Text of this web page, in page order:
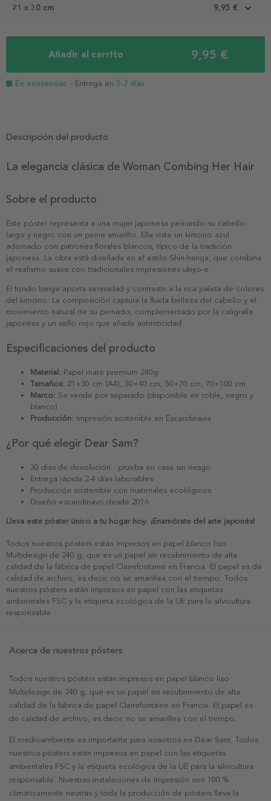
21 x 30 cm 9,95 €
Añadir al carrito 9,95 €
En existencias - Entrega en 3-7 días
Descripción del producto
La elegancia clásica de Woman Combing Her Hair
Sobre el producto
Este póster representa a una mujer japonesa peinando su cabello
largo y negro con un peine amarillo. Ella viste un kimono azul
adornado con patrones florales blancos, típico de la tradición
japonesa. La obra está diseñada en el estilo Shin-hanga, que combina
el realismo suave con tradicionales impresiones ukiyo-e.
El fondo beige aporta serenidad y contraste a la rica paleta de colores
del kimono. La composición captura la fluida belleza del cabello y el
movimiento natural de su peinado, complementado por la caligrafía
japonesa y un sello rojo que añade autenticidad.
Especificaciones del producto
Material: Papel mate premium 240g
Tamaños: 21×30 cm (A4), 30×40 cm, 50×70 cm, 70×100 cm
Marco: Se vende por separado (disponible en roble, negro y
blanco)
Producción: Impresión sostenible en Escandinavia
¿Por qué elegir Dear Sam?
30 días de devolución - prueba en casa sin riesgo
Entrega rápida 2-4 días laborables
Producción sostenible con materiales ecológicos
Diseño escandinavo desde 2016
Lleva este póster único a tu hogar hoy. ¡Enamórate del arte japonés!
Todos nuestros pósters están impresos en papel blanco liso
Multidesign de 240 g, que es un papel sin recubrimiento de alta
calidad de la fábrica de papel Clairefontaine en Francia. El papel es de
calidad de archivo, es decir, no se amarillea con el tiempo. Todos
nuestros pósters están impresos en papel con las etiquetas
ambientales FSC y la etiqueta ecológica de la UE para la silvicultura
responsable.
Acerca de nuestros pósters
Todos nuestros pósters están impresos en papel blanco liso
Multidesign de 240 g, que es un papel sin recubrimiento de alta
calidad de la fábrica de papel Clairefontaine en Francia. El papel es
de calidad de archivo, es decir, no se amarillea con el tiempo.
El medioambiente es importante para nosotros en Dear Sam. Todos
nuestros pósters están impresos en papel con las etiquetas
ambientales FSC y la etiqueta ecológica de la UE para la silvicultura
responsable. Nuestras instalaciones de impresión son 100 %
climáticamente neutras y toda la producción de pósters lleva la